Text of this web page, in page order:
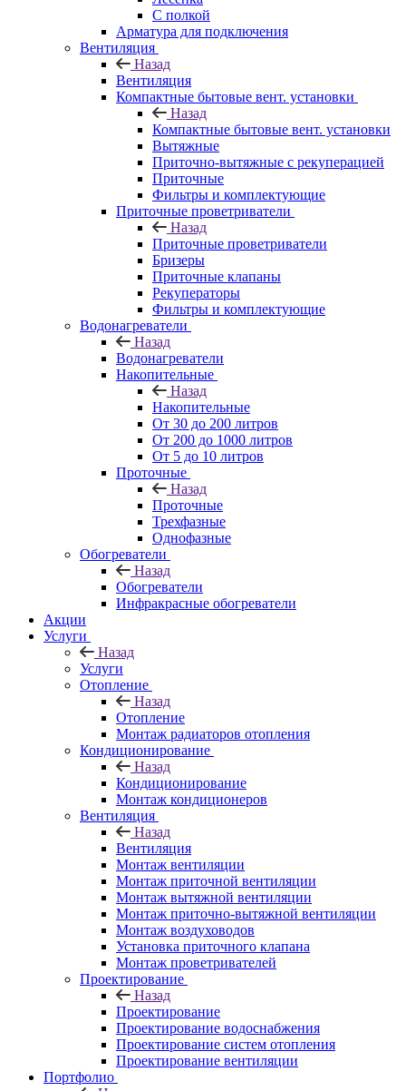
С полкой
Арматура для подключения
Вентиляция
Назад
Вентиляция
Компактные бытовые вент. установки
Назад
Компактные бытовые вент. установки
Вытяжные
Приточно-вытяжные с рекуперацией
Приточные
Фильтры и комплектующие
Приточные проветриватели
Назад
Приточные проветриватели
Бризеры
Приточные клапаны
Рекуператоры
Фильтры и комплектующие
Водонагреватели
Назад
Водонагреватели
Накопительные
Назад
Накопительные
От 30 до 200 литров
От 200 до 1000 литров
От 5 до 10 литров
Проточные
Назад
Проточные
Трехфазные
Однофазные
Обогреватели
Назад
Обогреватели
Инфракрасные обогреватели
Акции
Услуги
Назад
Услуги
Отопление
Назад
Отопление
Монтаж радиаторов отопления
Кондиционирование
Назад
Кондиционирование
Монтаж кондиционеров
Вентиляция
Назад
Вентиляция
Монтаж вентиляции
Монтаж приточной вентиляции
Монтаж вытяжной вентиляции
Монтаж приточно-вытяжной вентиляции
Монтаж воздуховодов
Установка приточного клапана
Монтаж проветривателей
Проектирование
Назад
Проектирование
Проектирование водоснабжения
Проектирование систем отопления
Проектирование вентиляции
Портфолио